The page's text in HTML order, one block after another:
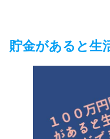
貯金があると生